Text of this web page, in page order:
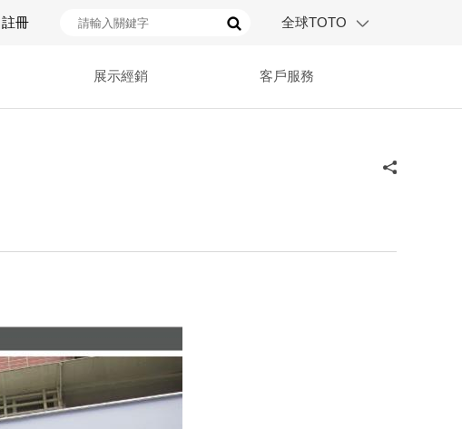
註冊 全球TOTO
展示經銷 客戶服務